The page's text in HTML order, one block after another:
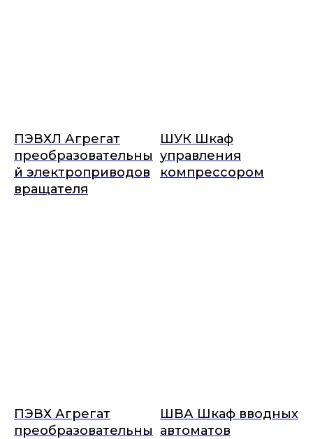
ПЭВХЛ Агрегат
преобразовательны
й электроприводов
вращателя
ШУК Шкаф
управления
компрессором
ПЭВХ Агрегат
преобразовательны
ШВА Шкаф вводных
автоматов